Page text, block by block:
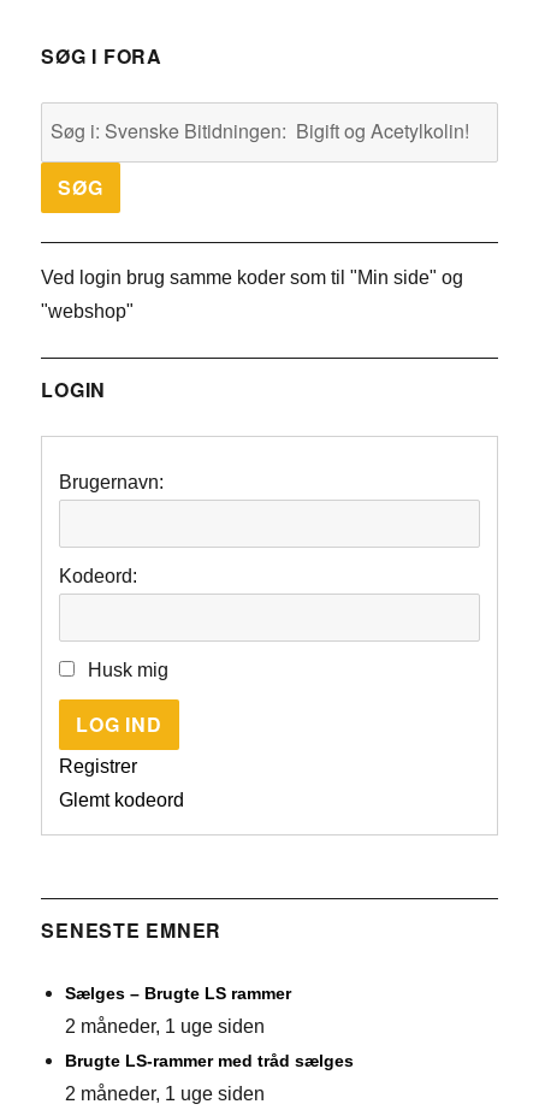
SØG I FORA
Ved login brug samme koder som til "Min side" og
"webshop"
LOGIN
Brugernavn:
Kodeord:
Husk mig
LOG IND
Registrer
Glemt kodeord
SENESTE EMNER
Sælges – Brugte LS rammer
2 måneder, 1 uge siden
Brugte LS-rammer med tråd sælges
2 måneder, 1 uge siden